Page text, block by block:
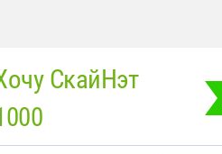
СкайНэт